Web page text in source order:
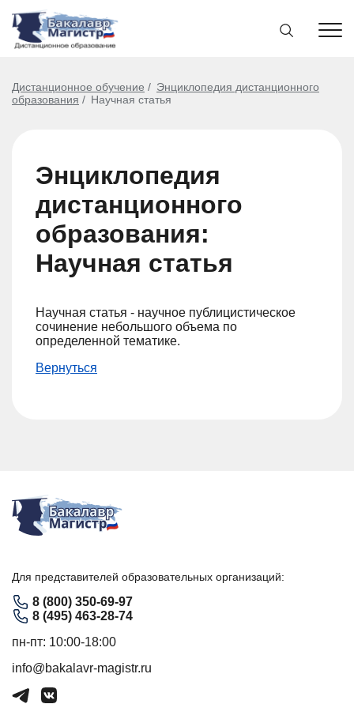
Дистанционное обучение
Энциклопедия дистанционного
образования
Научная статья
Энциклопедия
дистанционного
образования:
Научная статья
Научная статья - научное публицистическое
сочинение небольшого объема по
определенной тематике.
Вернуться
Для представителей образовательных организаций:
8 (800) 350-69-97
8 (495) 463-28-74
пн-пт: 10:00-18:00
info@bakalavr-magistr.ru